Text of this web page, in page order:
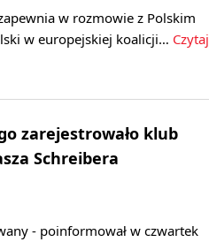
w rozmowie z Polskim
w europejskiej koalicji… Czytaj
zarejestrowało klub
Schreibera
- poinformował w czwartek